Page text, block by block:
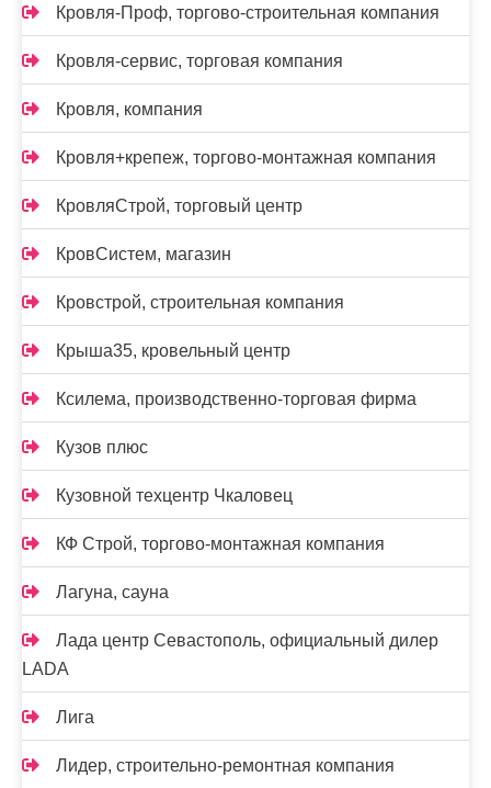
Кровля-Проф, торгово-строительная компания
Кровля-сервис, торговая компания
Кровля, компания
Кровля+крепеж, торгово-монтажная компания
КровляСтрой, торговый центр
КровСистем, магазин
Кровстрой, строительная компания
Крыша35, кровельный центр
Ксилема, производственно-торговая фирма
Кузов плюс
Кузовной техцентр Чкаловец
КФ Строй, торгово-монтажная компания
Лагуна, сауна
Лада центр Севастополь, официальный дилер
LADA
Лига
Лидер, строительно-ремонтная компания